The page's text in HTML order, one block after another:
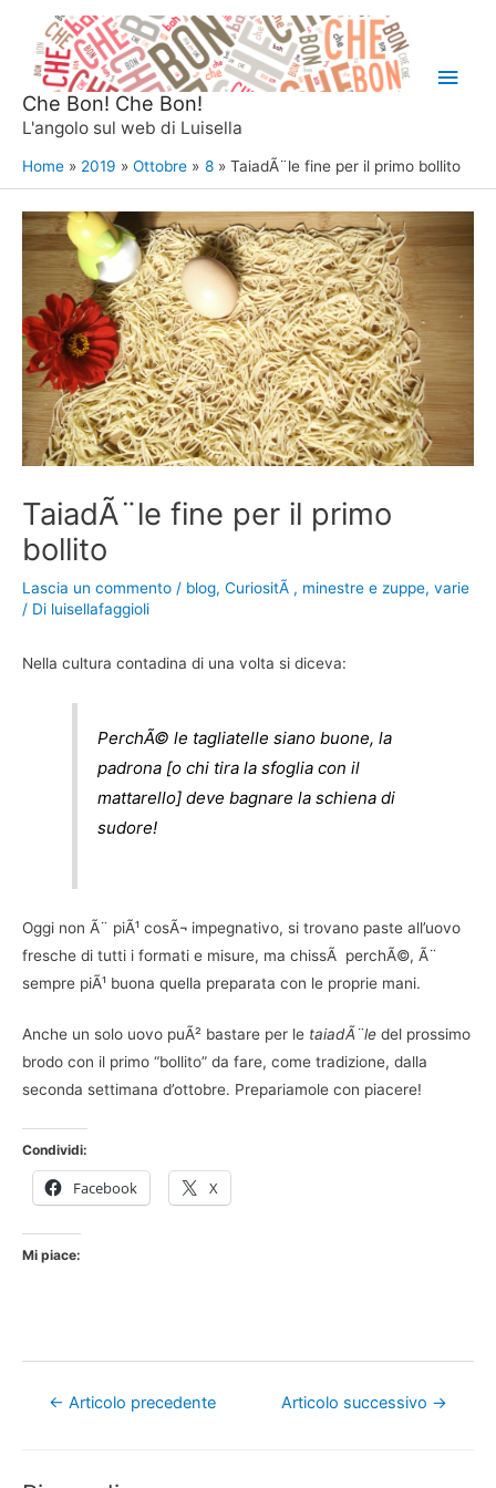
contenuto
Che Bon! Che Bon!
L'angolo sul web di Luisella
Home 2019 Ottobre 8 TaiadÃ¨le fine per il primo bollito
TaiadÃ¨le fine per il primo
bollito
Lascia un commento / blog, CuriositÃ , minestre e zuppe, varie
/ Di luisellafaggioli
Nella cultura contadina di una volta si diceva:
PerchÃ© le tagliatelle siano buone, la
padrona [o chi tira la sfoglia con il
mattarello] deve bagnare la schiena di
sudore!
Oggi non Ã¨ piÃ¹ cosÃ¬ impegnativo, si trovano paste all’uovo
fresche di tutti i formati e misure, ma chissÃ perchÃ©, Ã¨
sempre piÃ¹ buona quella preparata con le proprie mani.
Anche un solo uovo puÃ² bastare per le taiadÃ¨le del prossimo
brodo con il primo “bollito” da fare, come tradizione, dalla
seconda settimana d’ottobre. Prepariamole con piacere!
Condividi:
Facebook X
Mi piace:
Navigazione
← Articolo precedente Articolo successivo →